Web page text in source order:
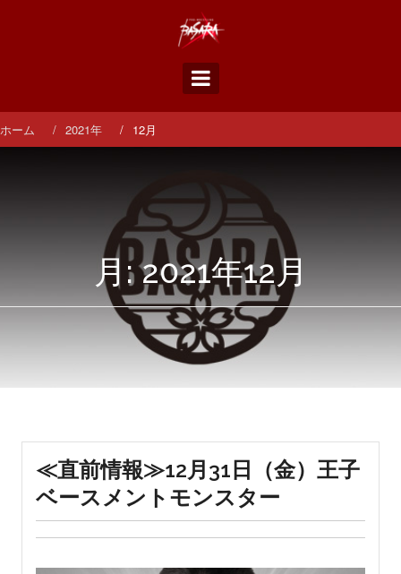
ス
キ
ッ
ホーム 2021年 12月
月:2021年12月
≪直前情報≫12月31日（金）王子
ベースメントモンスター